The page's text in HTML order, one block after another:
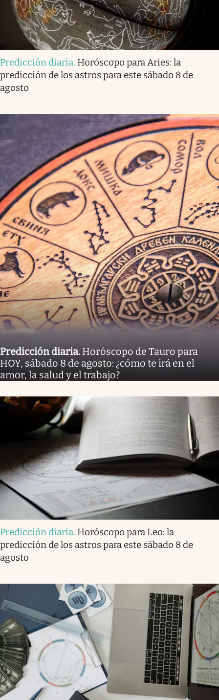
Predicción diaria. Horóscopo para Aries: la
predicción de los astros para este sábado 8 de
agosto
Predicción diaria. Horóscopo de Tauro para
HOY, sábado 8 de agosto: ¿cómo te irá en el
amor, la salud y el trabajo?
Predicción diaria. Horóscopo para Leo: la
predicción de los astros para este sábado 8 de
agosto